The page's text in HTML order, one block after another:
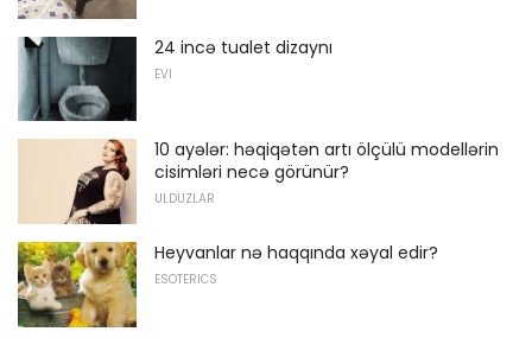
24 incə tualet dizaynı
EVI
10 ayələr: həqiqətən artı ölçülü modellərin
cisimləri necə görünür?
ULDUZLAR
Heyvanlar nə haqqında xəyal edir?
ESOTERICS